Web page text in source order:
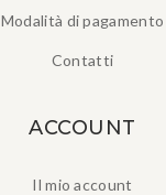
Modalità di pagamento
Contatti
ACCOUNT
Il mio account